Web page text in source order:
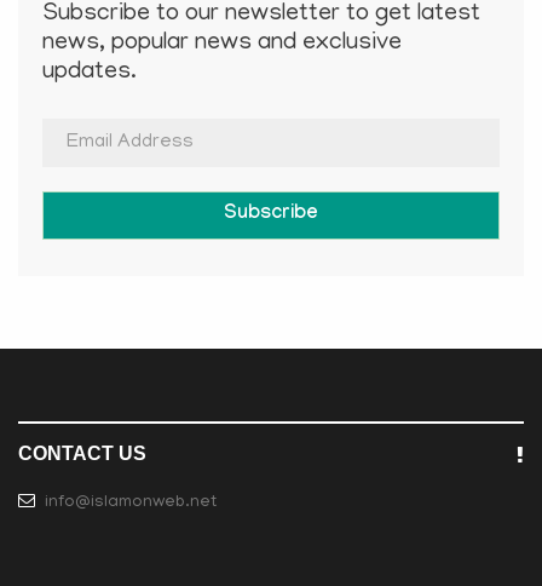
Subscribe to our newsletter to get latest
news, popular news and exclusive
updates.
Subscribe
CONTACT US
info@islamonweb.net